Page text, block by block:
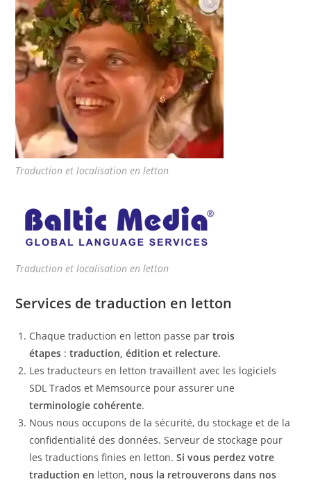
Traduction et localisation en letton
Traduction et localisation en letton
Services de traduction en letton
Chaque traduction en letton passe partrois
étapes :traduction, édition et relecture.
Les traducteurs en letton travaillent avec les logiciels
SDL Trados et Memsource pour assurer une
terminologie cohérente.
Nous nous occupons de la sécurité, du stockage et de la
confidentialité des données. Serveur de stockage pour
les traductions finies en letton.Si vous perdez votre
traduction en letton , nous la retrouverons dans nos